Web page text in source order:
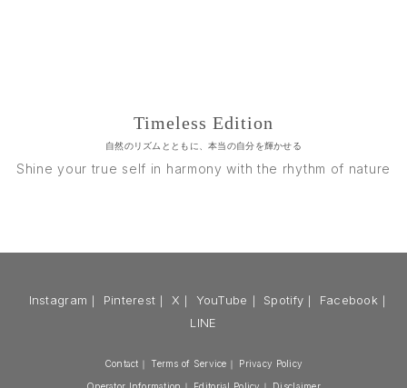
Timeless Edition
自然のリズムとともに、本当の自分を輝かせる
Shine your true self in harmony with the rhythm of nature
Instagram ｜ Pinterest ｜ X ｜ YouTube ｜ Spotify ｜ Facebook｜
LINE
Contact ｜ Terms of Service ｜ Privacy Policy